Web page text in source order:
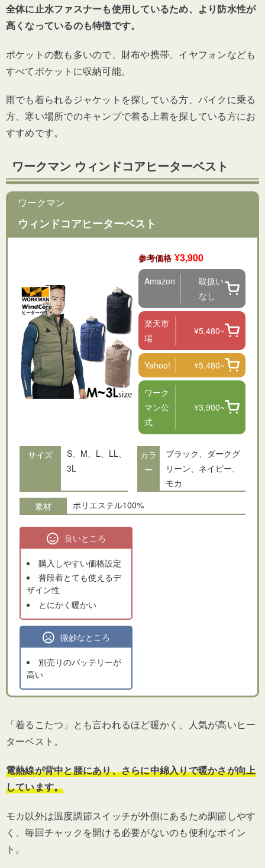
全体に止水ファスナーも使用しているため、より防水性が
高くなっているのも特徴です。
ポケットの数も多いので、財布や携帯、イヤフォンなども
すべてポケットに収納可能。
雨でも着られるジャケットを探している方、バイクに乗る
方、寒い場所でのキャンプで着る上着を探している方にお
すすめです。
ワークマン ウィンドコアヒーターベスト
ワークマン
ウィンドコアヒーターベスト
参考価格 ¥3,900
Amazon
取扱い
なし
楽天市
場
¥5,480~
Yahoo! ¥5,480~
ワーク
マン公
式
¥3,900~
サイズ
S、M、L、LL、
3L
カラ
ー
ブラック、ダークグ
リーン、ネイビー、
モカ
素材
ポリエステル100%
良いところ
購入しやすい価格設定
普段着とても使えるデ
ザイン性
とにかく暖かい
微妙なところ
別売りのバッテリーが
高い
「着るこたつ」とも言われるほど暖かく、人気が高いヒー
ターベスト。
電熱線が背中と腰にあり、さらに中綿入りで暖かさが向上
しています。
モカ以外は温度調節スイッチが外側にあるため調節しやす
く、毎回チャックを開ける必要がないのも便利なポイン
ト。